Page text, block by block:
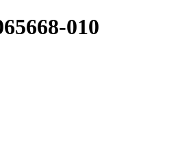
010